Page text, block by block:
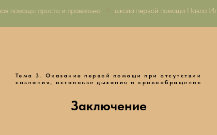
помощь: просто и правильно школа первой помощи Павла
Тема 3. Оказание первой помощи при отсутствии
сознания, остановке дыхания и кровообращения
Заключение